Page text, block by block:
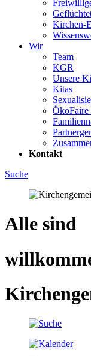
Kirchen-
Wir
Team
KGR
Unsere
Kitas
ÖkoFaire
Kontakt
Suche
Alle sind